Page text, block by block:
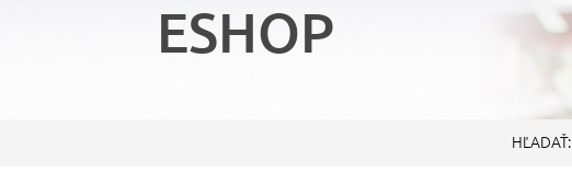
ESHOP
HĽADAŤ: